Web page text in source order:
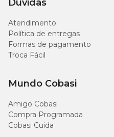
Acima de 22
Dúvidas
Atendimento
Política de entregas
Formas de pagamento
Troca Fácil
Mundo Cobasi
Amigo Cobasi
Compra Programada
Cobasi Cuida